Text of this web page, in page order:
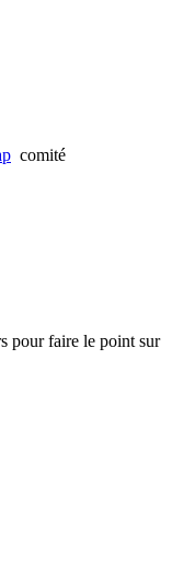
comité
pour faire le point sur